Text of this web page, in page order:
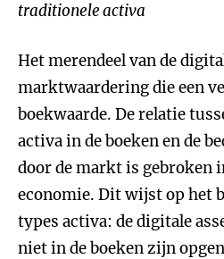
traditionele activa
Het merendeel van de
marktwaardering die een
boekwaarde. De relatie
activa in de boeken en de
door de markt is gebroken
economie. Dit wijst op het
types activa: de digitale
niet in de boeken zijn